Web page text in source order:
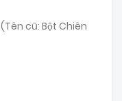
(Tên cũ: Bột Chiên